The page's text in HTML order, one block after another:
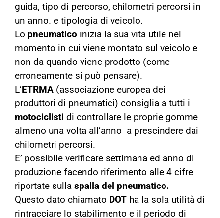
guida, tipo di percorso, chilometri percorsi in
un anno. e tipologia di veicolo.
Lo pneumatico inizia la sua vita utile nel
momento in cui viene montato sul veicolo e
non da quando viene prodotto (come
erroneamente si può pensare).
L’ ETRMA (associazione europea dei
produttori di pneumatici) consiglia a tutti i
motociclisti di controllare le proprie gomme
almeno una volta all’anno a prescindere dai
chilometri percorsi.
E’ possibile verificare settimana ed anno di
produzione facendo riferimento alle 4 cifre
riportate sulla spalla del pneumatico.
Questo dato chiamato DOT ha la sola utilità di
rintracciare lo stabilimento e il periodo di